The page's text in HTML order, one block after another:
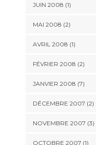
JUIN 2008 (1)
MAI 2008 (2)
AVRIL 2008 (1)
FÉVRIER 2008 (2)
JANVIER 2008 (7)
DÉCEMBRE 2007 (2)
NOVEMBRE 2007 (3)
OCTOBRE 2007 (1)